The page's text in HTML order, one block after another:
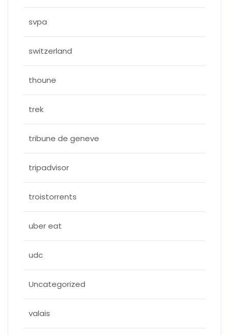
svpa
switzerland
thoune
trek
tribune de geneve
tripadvisor
troistorrents
uber eat
udc
Uncategorized
valais